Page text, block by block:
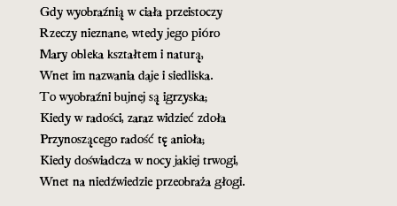
Gdy wyobraźnią w ciała przeistoczy
Rzeczy nieznane, wtedy jego pióro
Mary obleka kształtem i naturą,
Wnet im nazwania daje i siedliska.
To wyobraźni bujnej są igrzyska;
Kiedy w radości, zaraz widzieć zdoła
Przynoszącego radość tę anioła;
Kiedy doświadcza w nocy jakiej trwogi,
Wnet na niedźwiedzie przeobraża głogi.